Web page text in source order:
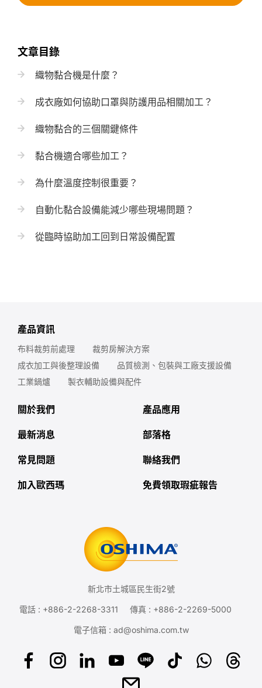
文章目錄
織物黏合機是什麼？
成衣廠如何協助口罩與防護用品相關加工？
織物黏合的三個關鍵條件
黏合機適合哪些加工？
為什麼溫度控制很重要？
自動化黏合設備能減少哪些現場問題？
從臨時協助加工回到日常設備配置
產品資訊
布料裁剪前處理
裁剪房解決方案
成衣加工與後整理設備
品質檢測、包裝與工廠支援設備
工業鍋爐
製衣輔助設備與配件
關於我們 產品應用
最新消息 部落格
常見問題 聯絡我們
加入歐西瑪 免費領取瑕疵報告
新北市土城區民生街2號
電話 : +886-2-2268-3311 傳真 : +886-2-2269-5000
電子信箱 : ad@oshima.com.tw